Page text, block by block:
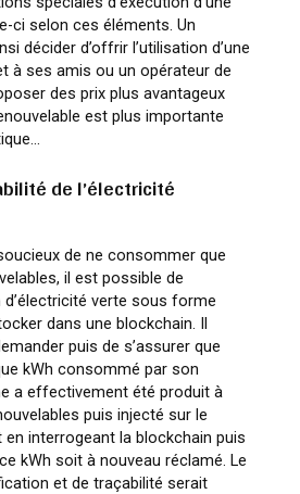
ci selon ces éléments. Un
décider d’offrir l’utilisation d’une
à ses amis ou un opérateur de
des prix plus avantageux
est plus importante
de l’électricité
de ne consommer que
il est possible de
d’électricité verte sous forme
dans une blockchain. Il
puis de s’assurer que
kWh consommé par son
a effectivement été produit à
puis injecté sur le
interrogeant la blockchain puis
kWh soit à nouveau réclamé. Le
et de traçabilité serait